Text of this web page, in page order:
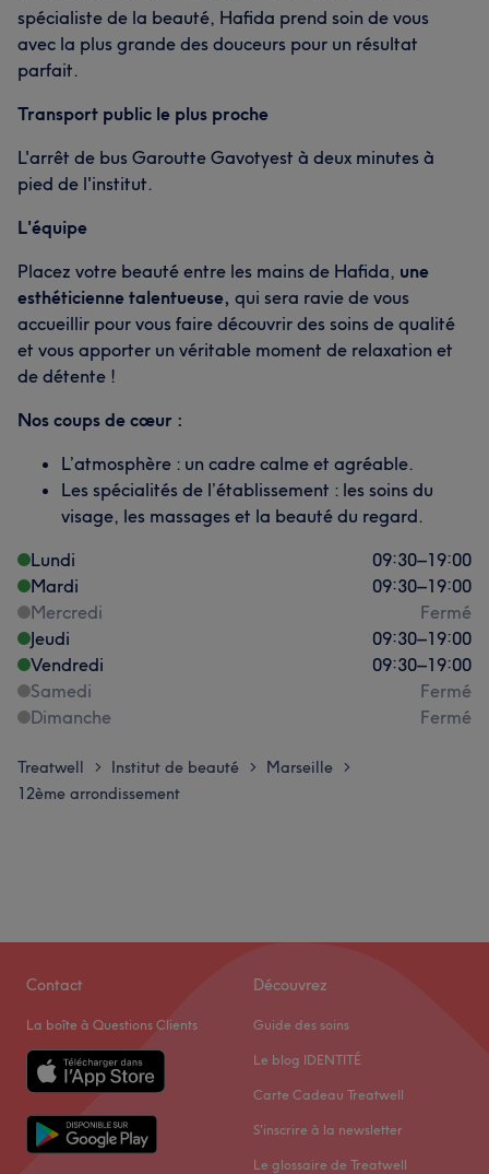
spécialiste de la beauté, Hafida prend soin de vous
avec la plus grande des douceurs pour un résultat
parfait.
Transport public le plus proche
L'arrêt de bus Garoutte Gavotyest à deux minutes à
pied de l'institut.
L'équipe
Placez votre beauté entre les mains de Hafida, une
esthéticienne talentueuse, qui sera ravie de vous
accueillir pour vous faire découvrir des soins de qualité
et vous apporter un véritable moment de relaxation et
de détente !
Nos coups de cœur :
L’atmosphère : un cadre calme et agréable.
Les spécialités de l’établissement : les soins du
visage, les massages et la beauté du regard.
Lundi
09:30–19:00
Mardi
09:30–19:00
Mercredi
Fermé
Jeudi
09:30–19:00
Vendredi
09:30–19:00
Samedi
Fermé
Dimanche
Fermé
Treatwell > Institut de beauté > Marseille >
12ème arrondissement
Contact
La boîte à Questions Clients
Découvrez
Guide des soins
Le blog IDENTITÉ
Carte Cadeau Treatwell
S'inscrire à la newsletter
Le glossaire de Treatwell